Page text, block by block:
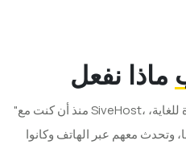
ماذا نفعل
"منذ أن كنت مع SiveHost، كنت دائمًا أحصل على خدمة مفيدة للغاية،
وتحدث معهم عبر الهاتف وكانوا